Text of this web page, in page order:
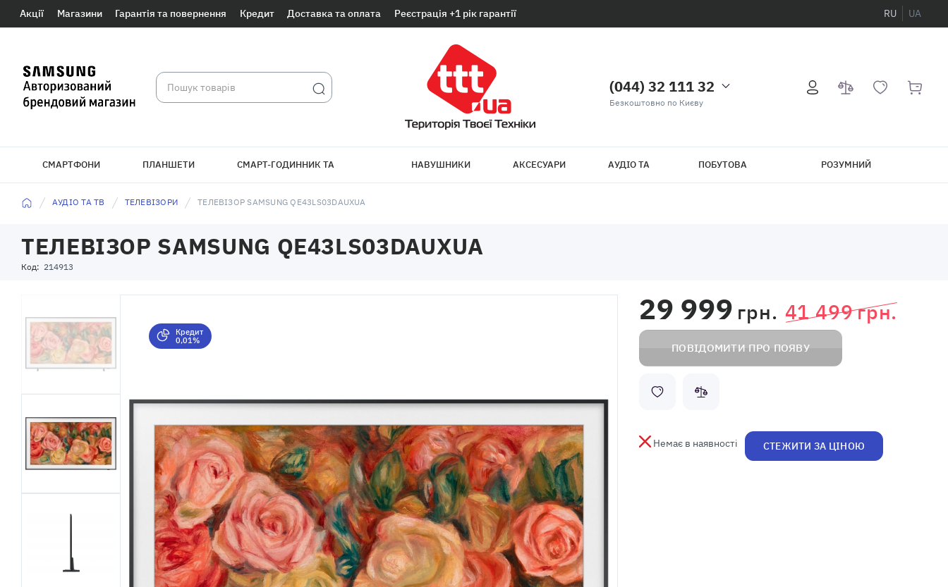
Акції Магазини Гарантія та повернення Кредит Доставка та оплата Реєстрація +1 рік гарантії RU UA
(044) 32 111 32
Безкоштовно по Києву
СМАРТФОНИ ПЛАНШЕТИ СМАРТ-ГОДИННИК ТА
БРАСЛЕТИ
НАВУШНИКИ АКСЕСУАРИ АУДІО ТА ПОБУТОВА РОЗУМНИЙ
АУДІО ТА ТВ ТЕЛЕВІЗОРИ ТЕЛЕВІЗОР SAMSUNG QE43LS03DAUXUA
ТЕЛЕВІЗОР SAMSUNG QE43LS03DAUXUA
Код: 214913
Кредит
0,01%
41 499грн.
29 999 грн.
ПОВІДОМИТИ ПРО ПОЯВУ
Немає в наявності СТЕЖИТИ ЗА ЦІНОЮ